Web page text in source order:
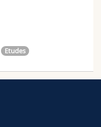
Etudes